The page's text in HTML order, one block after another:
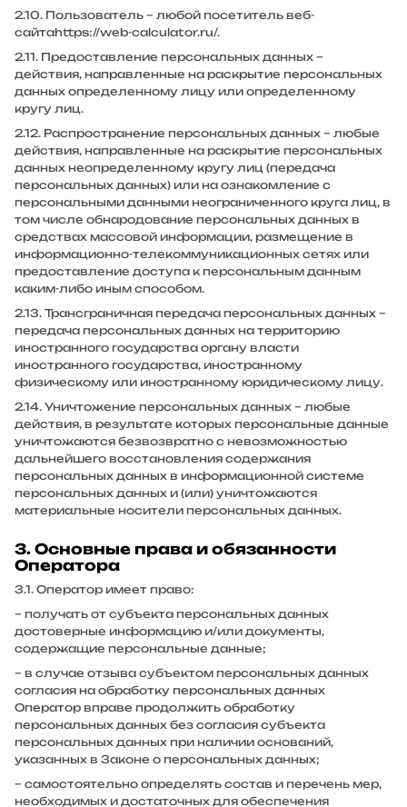
2.10. Пользователь – любой посетитель веб-
сайтаhttps://web-calculator.ru/.
2.11. Предоставление персональных данных –
действия, направленные на раскрытие персональных
данных определенному лицу или определенному
кругу лиц.
2.12. Распространение персональных данных – любые
действия, направленные на раскрытие персональных
данных неопределенному кругу лиц (передача
персональных данных) или на ознакомление с
персональными данными неограниченного круга лиц, в
том числе обнародование персональных данных в
средствах массовой информации, размещение в
информационно-телекоммуникационных сетях или
предоставление доступа к персональным данным
каким-либо иным способом.
2.13. Трансграничная передача персональных данных –
передача персональных данных на территорию
иностранного государства органу власти
иностранного государства, иностранному
физическому или иностранному юридическому лицу.
2.14. Уничтожение персональных данных – любые
действия, в результате которых персональные данные
уничтожаются безвозвратно с невозможностью
дальнейшего восстановления содержания
персональных данных в информационной системе
персональных данных и (или) уничтожаются
материальные носители персональных данных.
3. Основные права и обязанности
Оператора
3.1. Оператор имеет право:
– получать от субъекта персональных данных
достоверные информацию и/или документы,
содержащие персональные данные;
– в случае отзыва субъектом персональных данных
согласия на обработку персональных данных
Оператор вправе продолжить обработку
персональных данных без согласия субъекта
персональных данных при наличии оснований,
указанных в Законе о персональных данных;
– самостоятельно определять состав и перечень мер,
необходимых и достаточных для обеспечения